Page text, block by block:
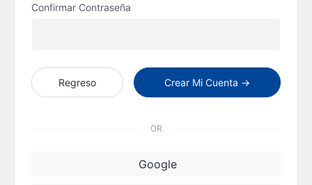
Confirmar Contraseña
Regreso Crear Mi Cuenta →
OR
Google